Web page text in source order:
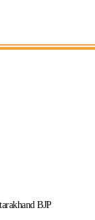
BJP